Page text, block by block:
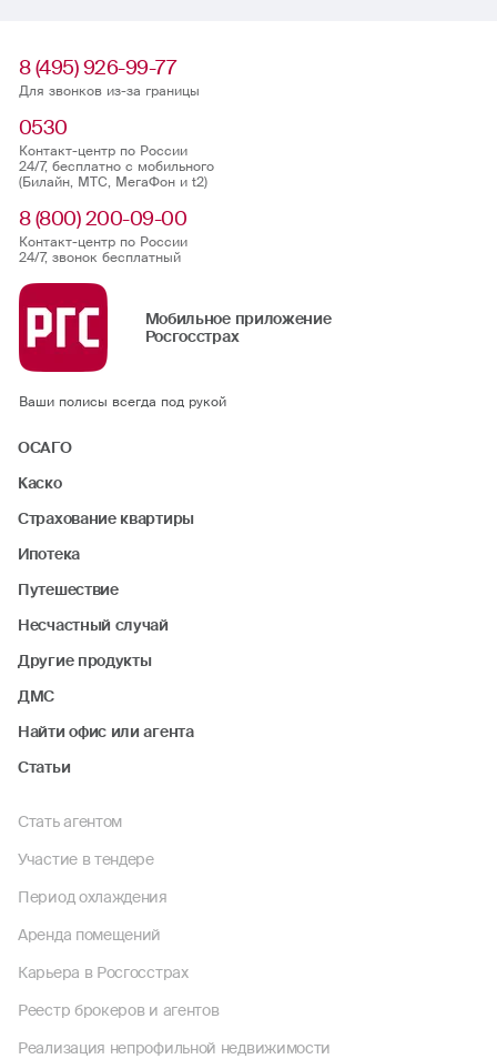
8 (495) 926-99-77
Для звонков из-за границы
0530
Контакт-центр по России
24/7, бесплатно с мобильного
(Билайн, МТС, МегаФон и t2)
8 (800) 200-09-00
Контакт-центр по России
24/7, звонок бесплатный
Мобильное приложение
Росгосстрах
Ваши полисы всегда под рукой
ОСАГО
Каско
Страхование квартиры
Ипотека
Путешествие
Несчастный случай
Другие продукты
ДМС
Найти офис или агента
Статьи
Стать агентом
Участие в тендере
Период охлаждения
Аренда помещений
Карьера в Росгосстрах
Реестр брокеров и агентов
Реализация непрофильной недвижимости